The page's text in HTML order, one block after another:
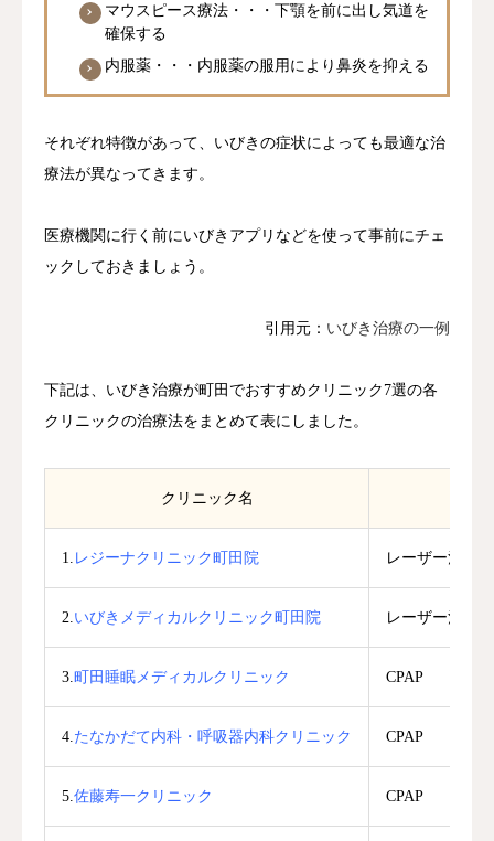
マウスピース療法・・・下顎を前に出し気道を
確保する
内服薬・・・内服薬の服用により鼻炎を抑える
それぞれ特徴があって、いびきの症状によっても最適な治
療法が異なってきます。
医療機関に行く前にいびきアプリなどを使って事前にチェ
ックしておきましょう。
引用元： いびき治療の一例
下記は、いびき治療が町田でおすすめクリニック7選の各
クリニックの治療法をまとめて表にしました。
クリニック名
1. レジーナクリニック町田院 レーザー治療
2.いびきメディカルクリニック町田院 レーザー治療
3.町田睡眠メディカルクリニック CPAP
4.たなかだて内科・呼吸器内科クリニック CPAP
5.佐藤寿一クリニック CPAP